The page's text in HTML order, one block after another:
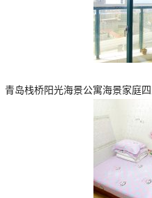
青岛栈桥阳光海景公寓海景家庭